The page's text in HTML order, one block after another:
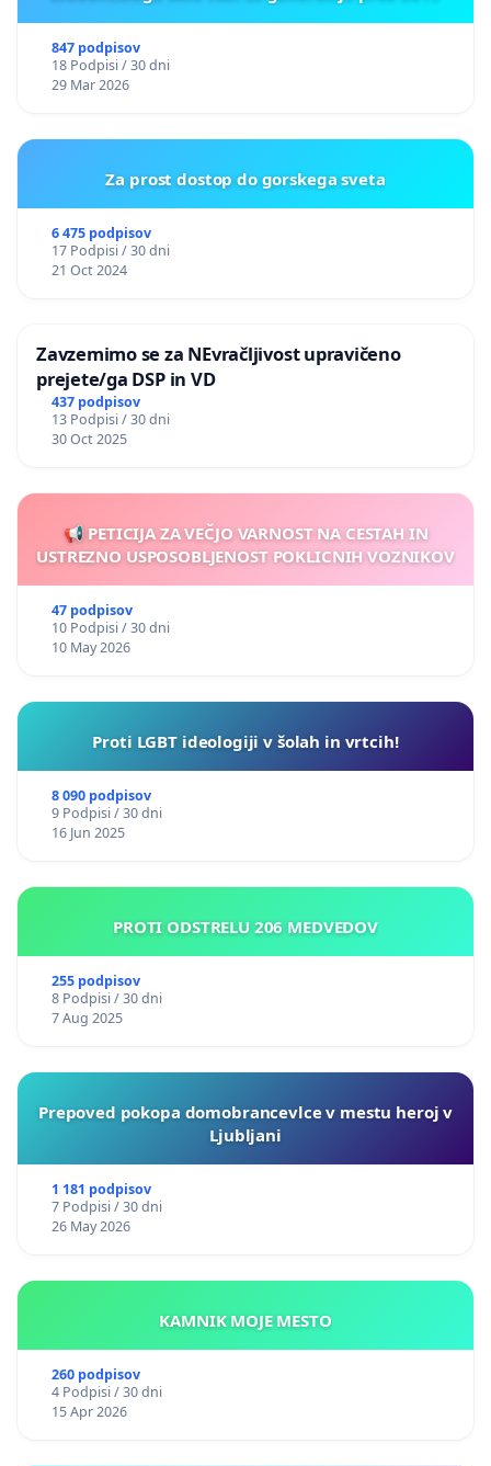
847 podpisov
18 Podpisi / 30 dni
29 Mar 2026
Za prost dostop do gorskega sveta
6 475 podpisov
17 Podpisi / 30 dni
21 Oct 2024
Zavzemimo se za NEvračljivost upravičeno
prejete/ga DSP in VD
437 podpisov
13 Podpisi / 30 dni
30 Oct 2025
📢 PETICIJA ZA VEČJO VARNOST NA CESTAH IN
USTREZNO USPOSOBLJENOST POKLICNIH VOZNIKOV
47 podpisov
10 Podpisi / 30 dni
10 May 2026
Proti LGBT ideologiji v šolah in vrtcih!
8 090 podpisov
9 Podpisi / 30 dni
16 Jun 2025
PROTI ODSTRELU 206 MEDVEDOV
255 podpisov
8 Podpisi / 30 dni
7 Aug 2025
Prepoved pokopa domobrancevlce v mestu heroj v
Ljubljani
1 181 podpisov
7 Podpisi / 30 dni
26 May 2026
KAMNIK MOJE MESTO
260 podpisov
4 Podpisi / 30 dni
15 Apr 2026